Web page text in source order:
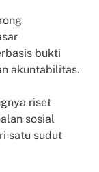
bukti
akuntabilitas.
riset
sosial
satu sudut